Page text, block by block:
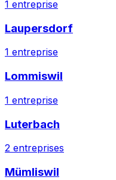
1 entreprise
Laupersdorf
1 entreprise
Lommiswil
1 entreprise
Luterbach
2 entreprises
Mümliswil